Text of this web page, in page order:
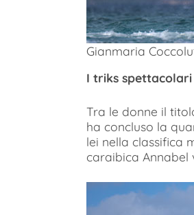
Gianmaria
I triks spettacolari
Tra le donne il
ha concluso la
lei nella classifica
caraibica Annabel